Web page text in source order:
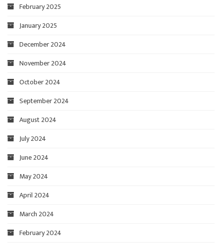
February 2025
January 2025
December 2024
November 2024
October 2024
September 2024
August 2024
July 2024
June 2024
May 2024
April 2024
March 2024
February 2024